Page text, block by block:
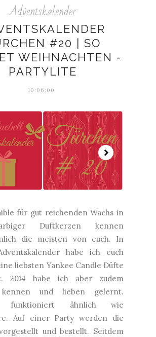
Adventskalender
#20 | SO
WEIHNACHTEN -
PARTYLITE
10:06:00
für gut reichenden Wachs in
Duftkerzen kennen
die meisten von euch. In
habe ich euch
liebsten Yankee Candle Düfte
2014 habe ich aber zudem
und lieben gelernt.
funktioniert ähnlich wie
Auf einer Party werden die
und bestellt. Seitdem